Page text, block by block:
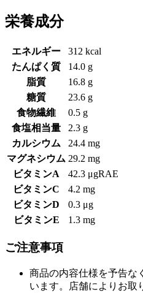
栄養成分
エネルギー
312 kcal
たんぱく質
14.0 g
脂質
16.8 g
糖質
23.6 g
食物繊維
0.5 g
食塩相当量
2.3 g
カルシウム
24.4 mg
マグネシウム 29.2 mg
ビタミンA
42.3 μgRAE
ビタミンC
4.2 mg
ビタミンD
0.3 μg
ビタミンE
1.3 mg
ご注意事項
商品の内容仕様を予告な
います。店舗によりお取